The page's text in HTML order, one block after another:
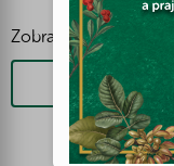
Zobraziť viac
Filtrovať